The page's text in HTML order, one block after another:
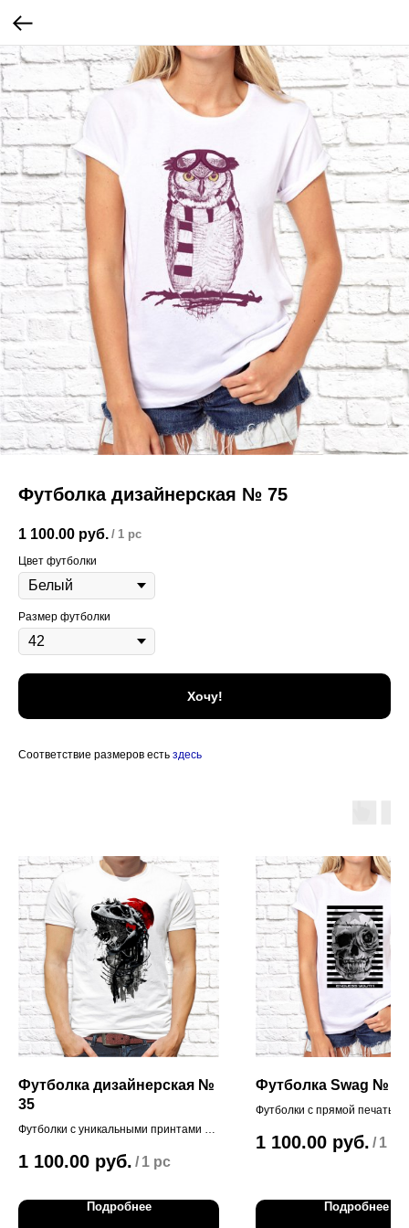
Футболка дизайнерская № 75
1 100.00 руб. / 1 pc
Цвет футболки
Размер футболки
Хочу!
Соответствие размеров есть здесь
Футболка дизайнерская №
35
Футболки с уникальными принтами от
1 100.00 руб. / 1 pc
Подробнее
Футболка Swag № 34
Футболки с прямой печатью,
1 100.00 руб. / 1 pc
Подробнее